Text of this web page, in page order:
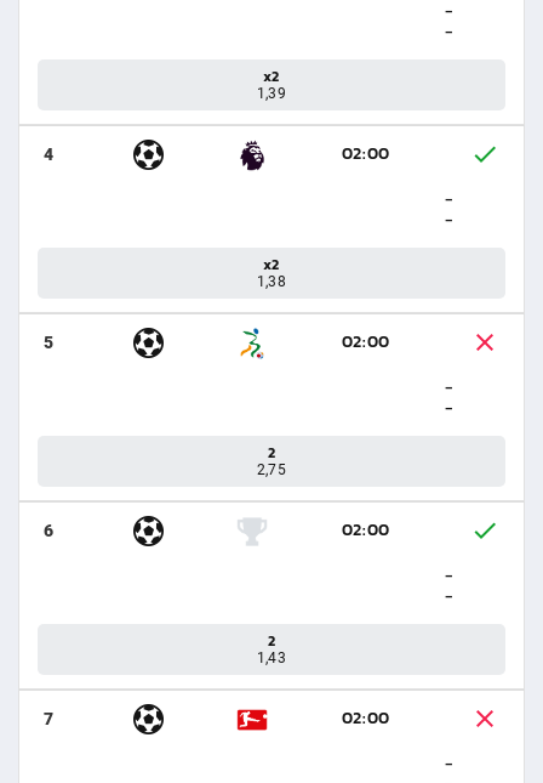
-
-
x2
1,39
4
02:00
-
-
x2
1,38
5
02:00
-
-
2
2,75
6
02:00
-
-
2
1,43
7
02:00
-